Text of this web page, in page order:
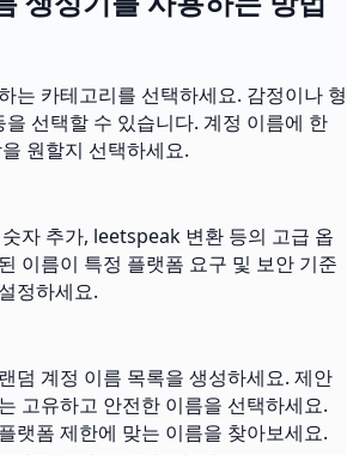
는 카테고리를 선택하세요. 감정이나 형
선택할 수 있습니다. 계정 이름에 한
원할지 선택하세요.
자 추가, leetspeak 변환 등의 고급 옵
이름이 특정 플랫폼 요구 및 보안 기준
정하세요.
덤 계정 이름 목록을 생성하세요. 제안
고유하고 안전한 이름을 선택하세요.
랫폼 제한에 맞는 이름을 찾아보세요.